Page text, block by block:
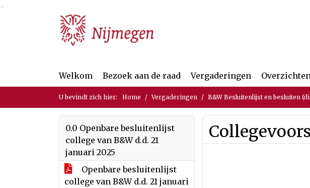
Ga naar de inhoud van deze pagina
Ga naar het zoeken
Ga naar het menu
Welkom Bezoek aan de raad Vergaderingen
U bevindt zich hier: Home Vergaderingen B&W Besluitenlijst en besluiten
0.0 Openbare besluitenlijst
college van B&W d.d. 21
januari 2025
Openbare besluitenlijst
college van B&W d.d. 21 januari